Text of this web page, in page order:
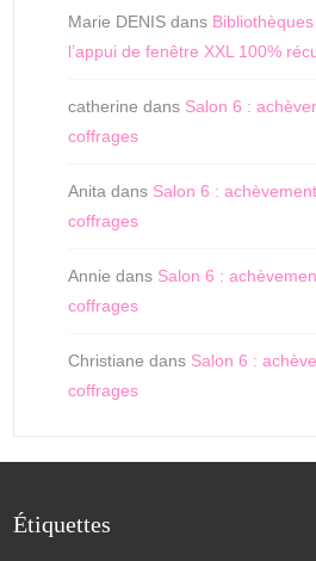
Marie DENIS dans
l’appui de fenêtre XXL 100%
catherine dans Salon 6 :
coffrages
Anita dans Salon 6 :
coffrages
Annie dans Salon 6 :
coffrages
Christiane dans Salon 6 :
coffrages
Étiquettes